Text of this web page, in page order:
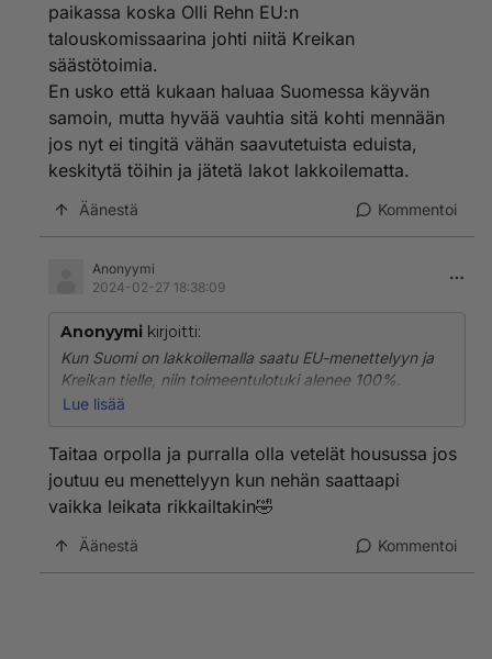
paikassa koska Olli Rehn EU:n
talouskomissaarina johti niitä Kreikan
säästötoimia.
En usko että kukaan haluaa Suomessa käyvän
samoin, mutta hyvää vauhtia sitä kohti mennään
jos nyt ei tingitä vähän saavutetuista eduista,
keskitytä töihin ja jätetä lakot lakkoilematta.
Äänestä Kommentoi
Anonyymi
2024-02-27 18:38:09
Anonyymi kirjoitti:
Kun Suomi on lakkoilemalla saatu EU-menettelyyn ja
Kreikan tielle, niin toimeentulotuki alenee 100%.
Kävin Kreikassa silloin kun siellä oli nuo toimet päällä,
silloin oli Suomalaisten halpaa matkailla Kreikassa.
Siellä maksukyvyttömyyden takia asuntonsa
menettäneet ihmiset nukkuivat puistoissa ja siltojen
alla ja torilla lämpökanavien ritilöiden päällä koska
niissä oli lämmintä.
Ihmiset kerjäsivät rahaa ja ruokaa katuravintoloiden
asiakkailta ja kaivelivat roskiksia. Suomalaisille
Lue lisää
Taitaa orpolla ja purralla olla vetelät housussa jos
joutuu eu menettelyyn kun nehän saattaapi
vaikka leikata rikkailtakin🤣
Äänestä Kommentoi